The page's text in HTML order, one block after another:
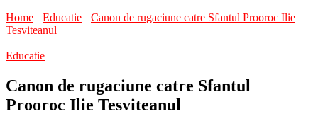
Home
Educatie
Canon de rugaciune catre Sfantul Prooroc Ilie
Tesviteanul
Educatie
Canon de rugaciune catre Sfantul
Prooroc Ilie Tesviteanul